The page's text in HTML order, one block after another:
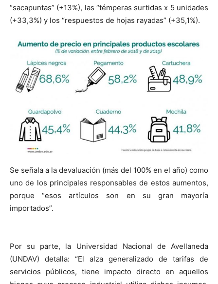
“sacapuntas” (+13%), las “témperas surtidas x 5 unidades
(+33,3%) y los “respuestos de hojas rayadas” (+35,1%).
Se señala a la devaluación (más del 100% en el año) como
uno de los principales responsables de estos aumentos,
porque “esos artículos son en su gran mayoría
importados”.
Por su parte, la Universidad Nacional de Avellaneda
(UNDAV) detalla: “El alza generalizado de tarifas de
servicios públicos, tiene impacto directo en aquellos